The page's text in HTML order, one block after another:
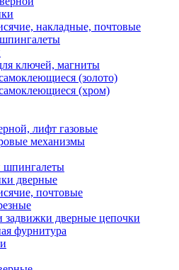
накладные, почтовые
ключей, магниты
(золото)
(хром)
лифт газовые
механизмы
шпингалеты
дверные
почтовые
задвижки дверные цепочки
фурнитура